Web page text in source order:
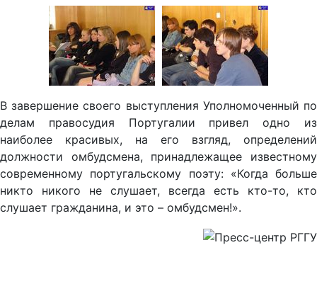
В завершение своего выступления Уполномоченный по
делам правосудия Португалии привел одно из
наиболее красивых, на его взгляд, определений
должности омбудсмена, принадлежащее известному
современному португальскому поэту: «Когда больше
никто никого не слушает, всегда есть кто-то, кто
слушает гражданина, и это – омбудсмен!».